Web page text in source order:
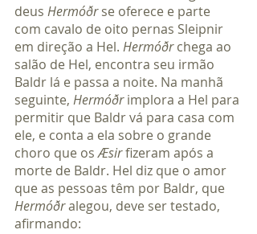
deus Hermóðr se oferece e parte
com cavalo de oito pernas Sleipnir
em direção a Hel. Hermóðr chega ao
salão de Hel, encontra seu irmão
Baldr lá e passa a noite. Na manhã
seguinte, Hermóðr implora a Hel para
permitir que Baldr vá para casa com
ele, e conta a ela sobre o grande
choro que os Æsir fizeram após a
morte de Baldr. Hel diz que o amor
que as pessoas têm por Baldr, que
Hermóðr alegou, deve ser testado,
afirmando: